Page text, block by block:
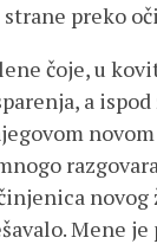
strane preko
čoje, u
a
Mene